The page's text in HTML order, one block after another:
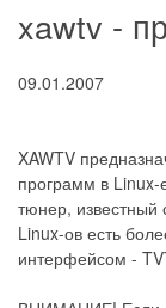
xawtv -
09.01.2007
XAWTV
программ в Linux-
тюнер, известный
Linux-ов есть
интерфейсом -